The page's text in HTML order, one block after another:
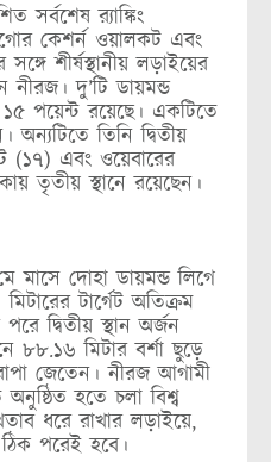
সর্বশেষ র‍্যাঙ্কিং
কেশর্ন ওয়ালকট এবং
শীর্ষস্থানীয় লড়াইয়ের
দু’টি ডায়মন্ড
পয়েন্ট রয়েছে। একটিতে
অন্যটিতে তিনি দ্বিতীয়
(১৭) এবং ওয়েবারের
তৃতীয় স্থানে রয়েছেন।
দোহা ডায়মন্ড লিগে
টার্গেট অতিক্রম
দ্বিতীয় স্থান অর্জন
মিটার বর্শা ছুড়ে
জেতেন। নীরজ আগামী
হতে চলা বিশ্ব
ধরে রাখার লড়াইয়ে,
পরেই হবে।